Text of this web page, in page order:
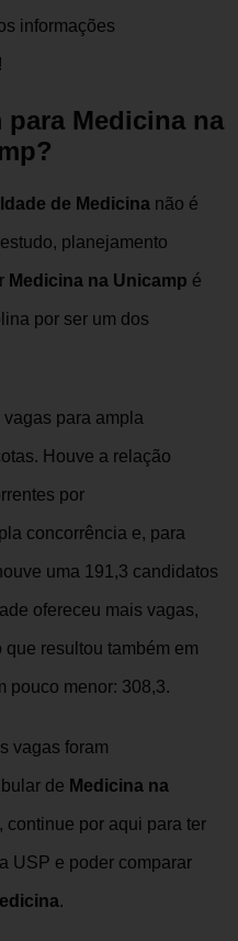
informações
para Medicina na
de Medicina não é
planejamento
Medicina na Unicamp é
por ser um dos
para ampla
Houve a relação
por
concorrência e, para
uma 191,3 candidatos
ofereceu mais vagas,
resultou também em
pouco menor: 308,3.
vagas foram
de Medicina na
continue por aqui para ter
USP e poder comparar
.